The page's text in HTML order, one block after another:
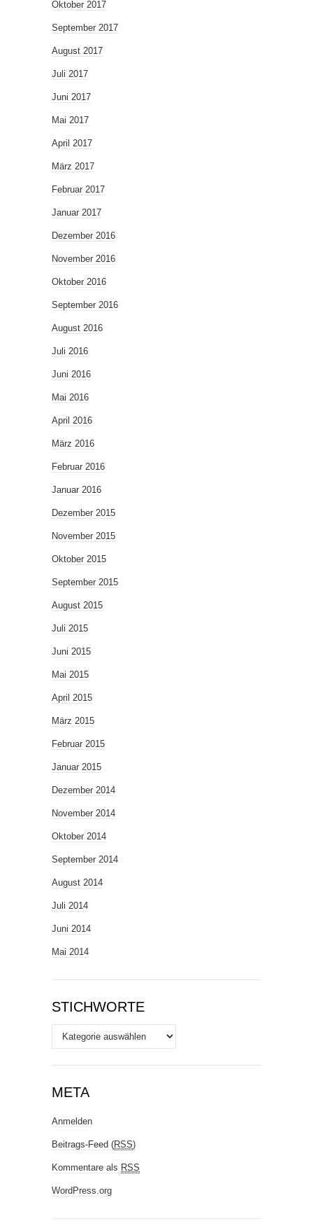
Oktober 2017
September 2017
August 2017
Juli 2017
Juni 2017
Mai 2017
April 2017
März 2017
Februar 2017
Januar 2017
Dezember 2016
November 2016
Oktober 2016
September 2016
August 2016
Juli 2016
Juni 2016
Mai 2016
April 2016
März 2016
Februar 2016
Januar 2016
Dezember 2015
November 2015
Oktober 2015
September 2015
August 2015
Juli 2015
Juni 2015
Mai 2015
April 2015
März 2015
Februar 2015
Januar 2015
Dezember 2014
November 2014
Oktober 2014
September 2014
August 2014
Juli 2014
Juni 2014
Mai 2014
STICHWORTE
Stichworte
META
Anmelden
Beitrags-Feed (RSS)
Kommentare als RSS
WordPress.org